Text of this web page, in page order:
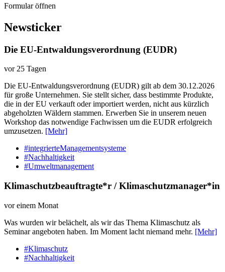
Formular öffnen
Newsticker
Die EU-Entwaldungsverordnung (EUDR)
vor 25 Tagen
Die EU-Entwaldungsverordnung (EUDR) gilt ab dem 30.12.2026
für große Unternehmen. Sie stellt sicher, dass bestimmte Produkte,
die in der EU verkauft oder importiert werden, nicht aus kürzlich
abgeholzten Wäldern stammen. Erwerben Sie in unserem neuen
Workshop das notwendige Fachwissen um die EUDR erfolgreich
umzusetzen. [Mehr]
#integrierteManagementsysteme
#Nachhaltigkeit
#Umweltmanagement
Klimaschutzbeauftragte*r / Klimaschutzmanager*in
vor einem Monat
Was wurden wir belächelt, als wir das Thema Klimaschutz als
Seminar angeboten haben. Im Moment lacht niemand mehr. [Mehr]
#Klimaschutz
#Nachhaltigkeit